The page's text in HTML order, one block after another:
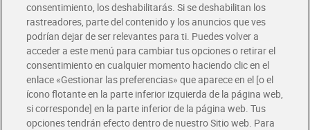
Azúcar blanco en
azucarillos Azucarera 300 g
1,42 € (4,73 €/KILO)
Añadir
Panela ecológica Green
panela 500 g
2,49 € (4,98 €/KILO)
Añadir
consentimiento, los deshabilitarás. Si se deshabilitan los
rastreadores, parte del contenido y los anuncios que ves
podrían dejar de ser relevantes para ti. Puedes volver a
acceder a este menú para cambiar tus opciones o retirar el
consentimiento en cualquier momento haciendo clic en el
enlace «Gestionar las preferencias» que aparece en el [o el
ícono flotante en la parte inferior izquierda de la página web,
si corresponde] en la parte inferior de la página web. Tus
opciones tendrán efecto dentro de nuestro Sitio web. Para